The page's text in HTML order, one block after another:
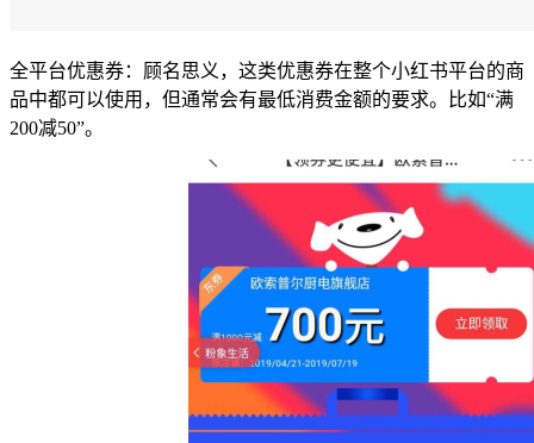
全平台优惠券：顾名思义，这类优惠券在整个小红书平台的商
品中都可以使用，但通常会有最低消费金额的要求。比如“满
200减50”。